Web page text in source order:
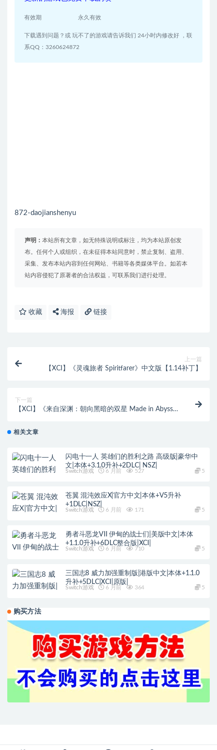
有效期 永久有效
下载遇到问题？或 玩不了的游戏请告诉我们 24小时内修改好 ，联
系QQ：3260624872
872-daojianshenyu
声明： 本站所有文章，如无特殊说明或标注，均为本站原创发
布。任何个人或组织，在未征得本站同意时，禁止复制、盗用、
采集、发布本站内容到任何网站、书籍等各类媒体平台。如若本
站内容侵犯了原著者的合法权益，可联系我们进行处理。
收藏 海报 链接
上一篇
【XCI】《灵魂旅者 Spiritfarer》中文版【1.14补丁】
下一篇
【XCI】《来自深渊：朝向黑暗的双星 Made in Abyss
相关文章
闪电十一人 英雄们的胜利之路 高级版|豪华中
文|本体+3.1.0升补+2DLC| NSZ|
Switch游戏 6 月前 527 5
苍翼 混沌效应X|官方中文|本体+V5升补
+1DLC|NSZ|
Switch游戏 6 月前 171 5
勇者斗恶龙VII 伊甸的战士们|美版中文|本体
+1.1.0升补+6DLC整合版|XCI|
Switch游戏 6 月前 710 5
三国志8 威力加强重制版|港版中文|本体+1.1.0
升补+5DLC|XCI|原版|
Switch游戏 6 月前 364 5
购买方法